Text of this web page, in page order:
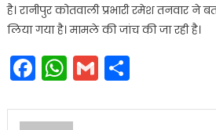
है। रानीपुर कोतवाली प्रभारी रमेश तनवार ने
लिया गया है। मामले की जांच की जा रही है।
Facebook
WhatsApp
GmailShare